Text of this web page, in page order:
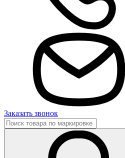
Заказать звонок